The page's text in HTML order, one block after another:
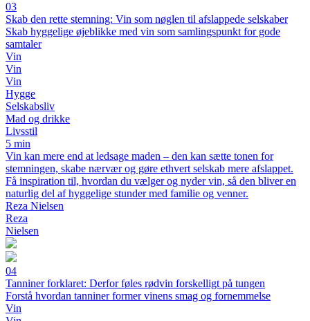
03
Skab den rette stemning: Vin som nøglen til afslappede selskaber
Skab hyggelige øjeblikke med vin som samlingspunkt for gode
samtaler
Vin
Vin
Vin
Hygge
Selskabsliv
Mad og drikke
Livsstil
5 min
Vin kan mere end at ledsage maden – den kan sætte tonen for
stemningen, skabe nærvær og gøre ethvert selskab mere afslappet.
Få inspiration til, hvordan du vælger og nyder vin, så den bliver en
naturlig del af hyggelige stunder med familie og venner.
Reza Nielsen
Reza
Nielsen
04
Tanniner forklaret: Derfor føles rødvin forskelligt på tungen
Forstå hvordan tanniner former vinens smag og fornemmelse
Vin